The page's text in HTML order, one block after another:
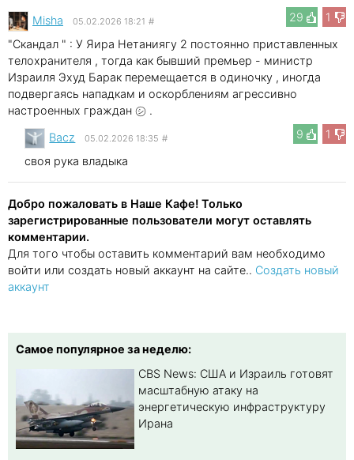
29
1
Misha 05.02.2026 18:21 #
"Скандал " : У Яира Нетаниягу 2 постоянно приставленных
телохранителя , тогда как бывший премьер - министр
Израиля Эхуд Барак перемещается в одиночку , иногда
подвергаясь нападкам и оскорблениям агрессивно
настроенных граждан ㋛ .
9
1
Bacz 05.02.2026 18:35 #
своя рука владыка
Добро пожаловать в Наше Кафе! Только
зарегистрированные пользователи могут оставлять
комментарии.
Для того чтобы оставить комментарий вам необходимо
войти или создать новый аккаунт на сайте.. Создать новый
аккаунт
Самое популярное за неделю:
CBS News: США и Израиль готовят
масштабную атаку на
энергетическую инфраструктуру
Ирана